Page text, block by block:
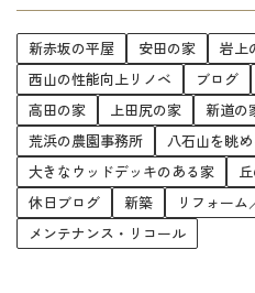
新赤坂の平屋 安田の家 岩上
西山の性能向上リノベ
ブログ
高田の家
上田尻の家 新道の
荒浜の農園事務所
八石山を眺
大きなウッドデッキのある家
休日ブログ
新築 リフォーム
メンテナンス・リコール